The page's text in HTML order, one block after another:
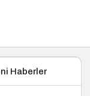
Haberler